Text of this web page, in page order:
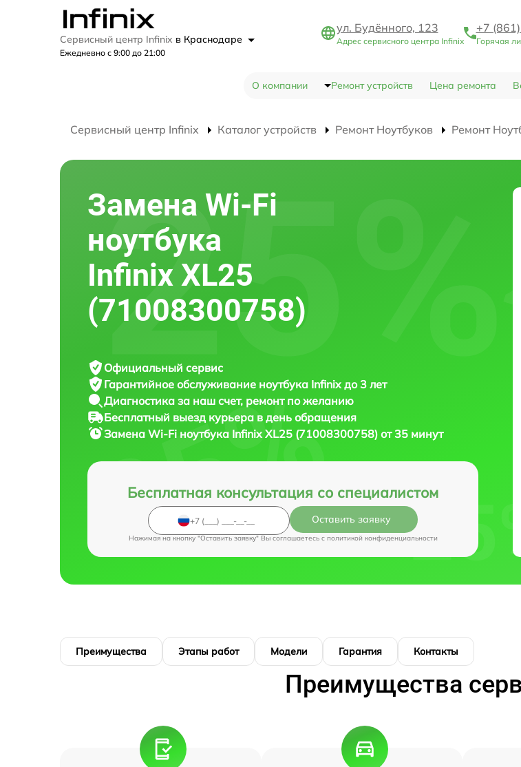
Сервисный центр Infinix в Краснодаре
Ежедневно с 9:00 до 21:00
ул. Будённого, 123
Адрес сервисного центра Infinix
+7
Горячая
О компании Ремонт устройств Цена ремонта
Сервисный центр Infinix Каталог устройств Ремонт Ноутбуков Ремонт
Замена Wi-Fi
ноутбука
Infinix XL25
(71008300758)
Официальный сервис
Гарантийное обслуживание ноутбука Infinix до 3 лет
Диагностика за наш счет, ремонт по желанию
Бесплатный выезд курьера в день обращения
Замена Wi-Fi ноутбука Infinix XL25 (71008300758) от 35 минут
Бесплатная консультация со специалистом
Оставить заявку
Нажимая на кнопку "Оставить заявку" Вы соглашаетесь c политикой конфиденциальности
Преимущества Этапы работ Модели Гарантия Контакты
Преимущества